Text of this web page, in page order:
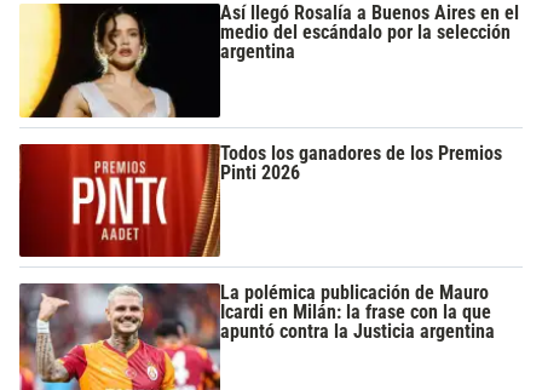
Así llegó Rosalía a Buenos Aires en el
medio del escándalo por la selección
argentina
Todos los ganadores de los Premios
Pinti 2026
La polémica publicación de Mauro
Icardi en Milán: la frase con la que
apuntó contra la Justicia argentina